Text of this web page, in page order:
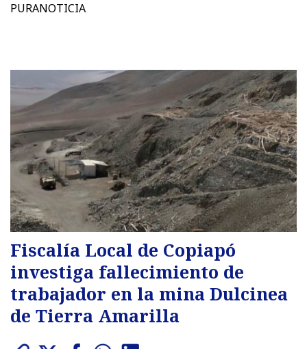
PURANOTICIA
Fiscalía Local de Copiapó
investiga fallecimiento de
trabajador en la mina Dulcinea
de Tierra Amarilla